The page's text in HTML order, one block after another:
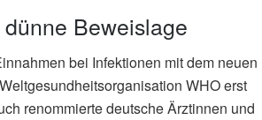
Beweislage
bei Infektionen mit dem neuen
WHO erst
renommierte deutsche Ärztinnen und